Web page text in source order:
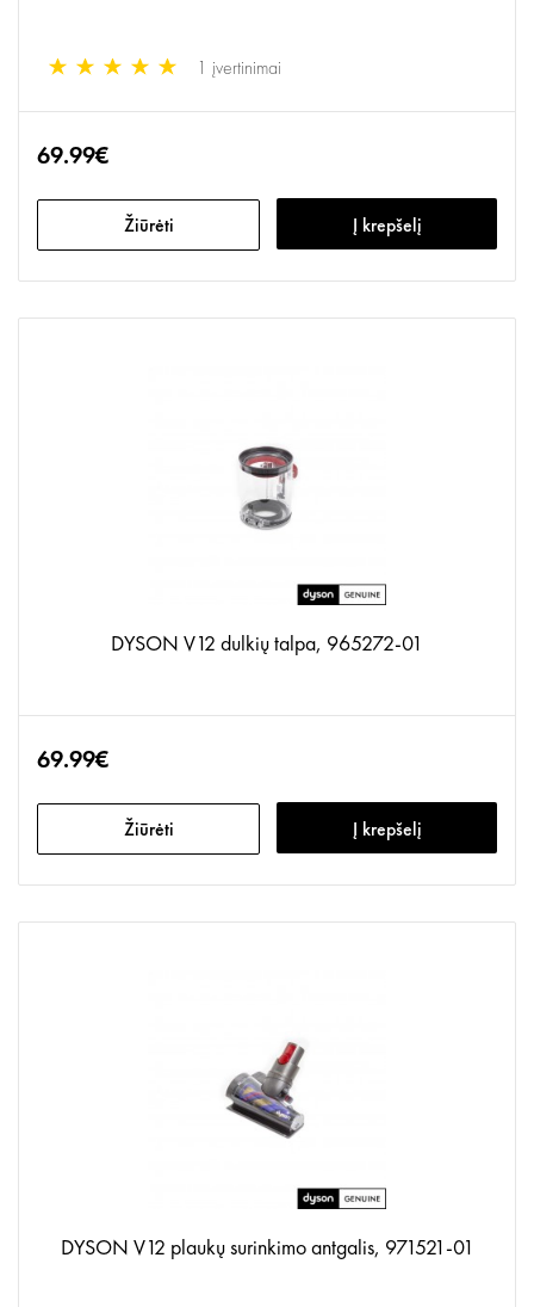
1 įvertinimai
69.99€
Žiūrėti Į krepšelį
DYSON V12 dulkių talpa, 965272-01
69.99€
Žiūrėti Į krepšelį
DYSON V12 plaukų surinkimo antgalis, 971521-01